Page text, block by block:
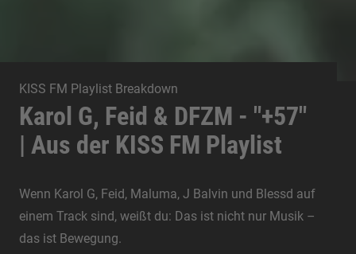
KISS FM Playlist Breakdown
Karol G, Feid & DFZM - "+57"
| Aus der KISS FM Playlist
Wenn Karol G, Feid, Maluma, J Balvin und Blessd auf
einem Track sind, weißt du: Das ist nicht nur Musik –
das ist Bewegung.